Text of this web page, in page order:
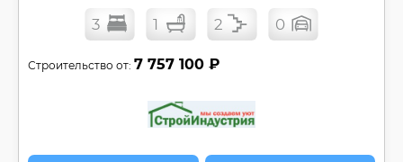
3 1 2 0
Строительство от: 7 757 100 ₽